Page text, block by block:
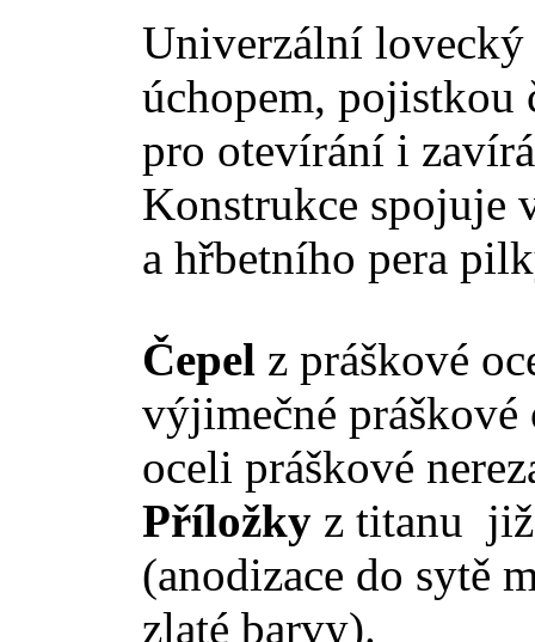
Univerzální
úchopem, pojistkou
pro otevírání i
Konstrukce
a hřbetního pera
Čepel z práškové
výjimečné
oceli práškové
Příložky z titanu již
(anodizace do sytě
zlaté barvy).